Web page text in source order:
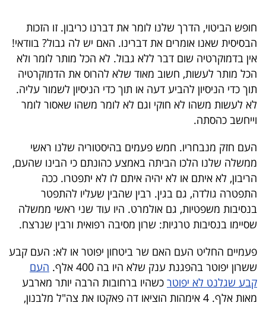
UNDER
40
שיתופי
פעולה
דרושים
ניוזלטרים
מייל
אדום
חופש הביטוי, הדרך שלנו לומר את דברנו כריבון. זו הזכות
הבסיסית שאנו אומרים את דברינו. האם יש לה גבול? בוודאי!
אין בדמוקרטיה שום דבר ללא גבול. לא הכל מותר לומר ולא
הכל מותר לעשות, חשוב מאוד שלא להרוס את הדמוקרטיה
תוך כדי הניסיון להביע דעה או תוך כדי הניסיון לשמור עליה.
לא לעשות משהו לא חוקי וגם לא לומר משהו שאסור לומר
וייחשב כהסתה.
העם חזק מנבחריו. חמש פעמים בהיסטוריה שלנו ראשי
ממשלה שלנו הלכו הביתה באמצע כהונתם כי הבינו שהעם,
הריבון, לא איתם או לא יהיה איתם לו לא יתפטרו. ככה
התפטרה גולדה, גם בגין. רבין שהבין שעליו להתפטר
בנסיבות משפטיות, גם אולמרט. היו עוד שני ראשי ממשלה
שסיימו בנסיבות טרגיות: שרון מסיבה רפואית ורבין שנרצח.
פעמיים החליט העם האם שר ביטחון יפוטר או לא: העם קבע
ששרון יפוטר בהפגנת ענק שלא היו בה 400 אלף.
העם
קבע שגלנט לא יפוטר כשהיו ברחובות הרבה יותר מארבע
מאות אלף. 4 אימהות הוציאו דה פאקטו את צה"ל מלבנון,